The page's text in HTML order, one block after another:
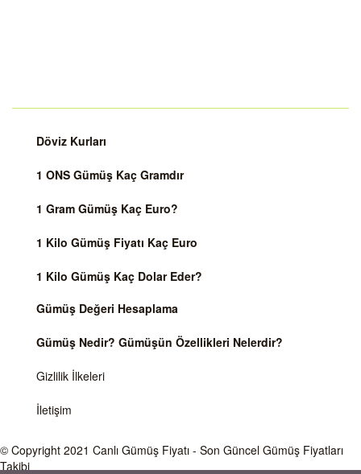
Döviz Kurları
1 ONS Gümüş Kaç Gramdır
1 Gram Gümüş Kaç Euro?
1 Kilo Gümüş Fiyatı Kaç Euro
1 Kilo Gümüş Kaç Dolar Eder?
Gümüş Değeri Hesaplama
Gümüş Nedir? Gümüşün Özellikleri Nelerdir?
Gizlilik İlkeleri
İletişim
© Copyright 2021 Canlı Gümüş Fiyatı - Son Güncel Gümüş Fiyatları
Takibi